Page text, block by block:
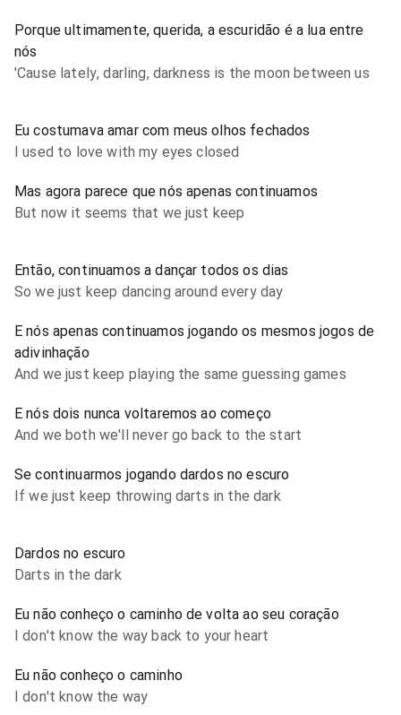
Porque ultimamente, querida, a escuridão é a lua entre
nós
'Cause lately, darling, darkness is the moon between us
Eu costumava amar com meus olhos fechados
I used to love with my eyes closed
Mas agora parece que nós apenas continuamos
But now it seems that we just keep
Então, continuamos a dançar todos os dias
So we just keep dancing around every day
E nós apenas continuamos jogando os mesmos jogos de
adivinhação
And we just keep playing the same guessing games
E nós dois nunca voltaremos ao começo
And we both we'll never go back to the start
Se continuarmos jogando dardos no escuro
If we just keep throwing darts in the dark
Dardos no escuro
Darts in the dark
Eu não conheço o caminho de volta ao seu coração
I don't know the way back to your heart
Eu não conheço o caminho
I don't know the way